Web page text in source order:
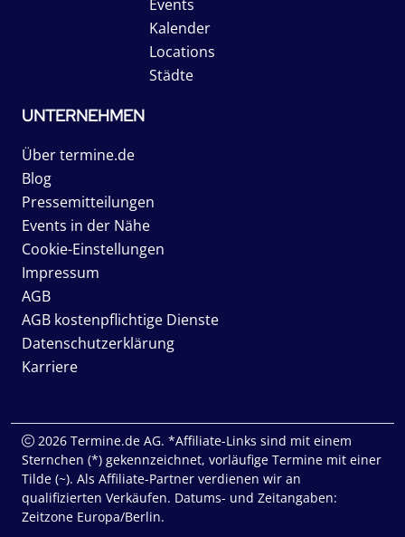
Events
Kalender
Locations
Städte
UNTERNEHMEN
Über termine.de
Blog
Pressemitteilungen
Events in der Nähe
Cookie-Einstellungen
Impressum
AGB
AGB kostenpflichtige Dienste
Datenschutzerklärung
Karriere
2026 Termine.de AG. *Affiliate-Links sind mit einem
Sternchen (*) gekennzeichnet, vorläufige Termine mit einer
Tilde (~). Als Affiliate-Partner verdienen wir an
qualifizierten Verkäufen. Datums- und Zeitangaben:
Zeitzone Europa/Berlin.